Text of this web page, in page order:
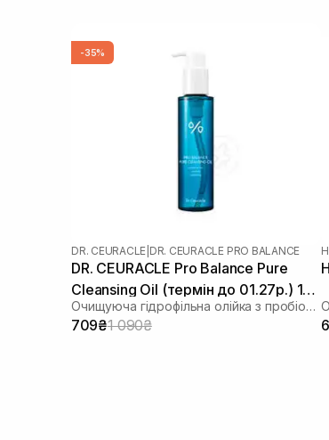
-35%
DR. CEURACLE DR. CEURACLE PRO BALANCE
DR. CEURACLE Pro Balance Pure
Cleansing Oil (термін до 01.27р.) 155
мл
Очищуюча гідрофільна олійка з пробіотиками
709₴1 090₴